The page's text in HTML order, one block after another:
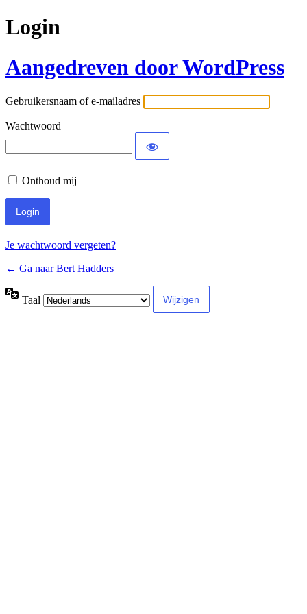
Login
Aangedreven door WordPress
Gebruikersnaam of e-mailadres
Wachtwoord
Onthoud mij
Je wachtwoord vergeten?
← Ga naar Bert Hadders
Taal